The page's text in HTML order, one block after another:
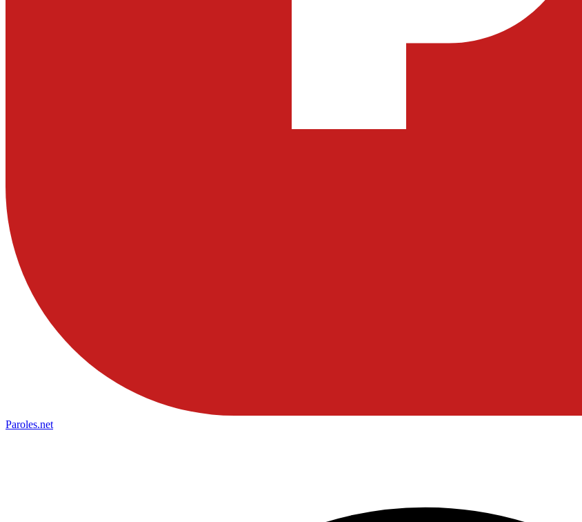
Paroles.net